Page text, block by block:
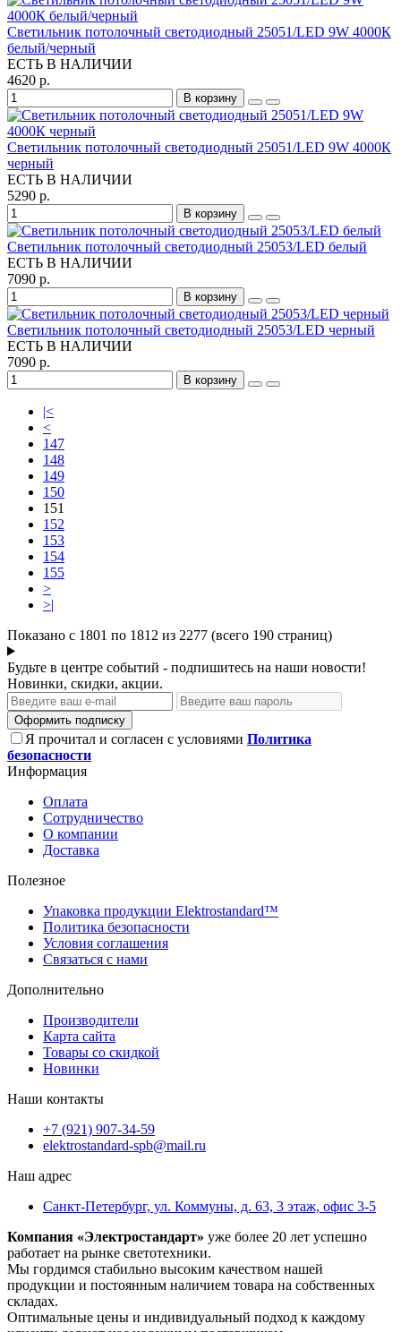
Светильник потолочный светодиодный 25051/LED 9W 4000К
белый/черный
ЕСТЬ В НАЛИЧИИ
4620 р.
В корзину
Светильник потолочный светодиодный 25051/LED 9W 4000К
черный
ЕСТЬ В НАЛИЧИИ
5290 р.
В корзину
Светильник потолочный светодиодный 25053/LED белый
ЕСТЬ В НАЛИЧИИ
7090 р.
В корзину
Светильник потолочный светодиодный 25053/LED черный
ЕСТЬ В НАЛИЧИИ
7090 р.
В корзину
|<
<
147
148
149
150
151
152
153
154
155
>
>|
Показано с 1801 по 1812 из 2277 (всего 190 страниц)
Будьте в центре событий - подпишитесь на наши новости!
Новинки, скидки, акции.
Оформить подписку
Я прочитал и согласен с условиями Политика
безопасности
Информация
Оплата
Сотрудничество
О компании
Доставка
Полезное
Упаковка продукции Elektrostandard™
Политика безопасности
Условия соглашения
Связаться с нами
Дополнительно
Производители
Карта сайта
Товары со скидкой
Новинки
Наши контакты
+7 (921) 907-34-59
elektrostandard-spb@mail.ru
Наш адрес
Санкт-Петербург, ул. Коммуны, д. 63, 3 этаж, офис 3-5
Компания «Электростандарт» уже более 20 лет успешно
работает на рынке светотехники.
Мы гордимся стабильно высоким качеством нашей
продукции и постоянным наличием товара на собственных
складах.
Оптимальные цены и индивидуальный подход к каждому